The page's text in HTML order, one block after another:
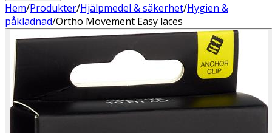
Hem/Produkter/Hjälpmedel & säkerhet/Hygien &
påklädnad/Ortho Movement Easy laces